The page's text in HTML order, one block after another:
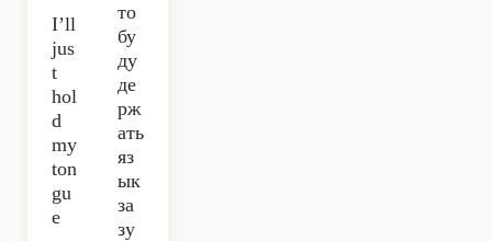
I’ll
jus
t
hol
d
my
ton
gu
e
то
бу
ду
де
рж
ать
яз
ык
за
зу